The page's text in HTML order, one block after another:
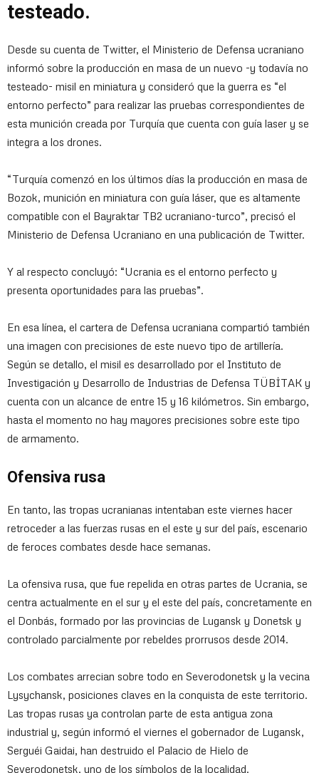
testeado.
Desde su cuenta de Twitter, el Ministerio de Defensa ucraniano
informó sobre la producción en masa de un nuevo -y todavía no
testeado- misil en miniatura y consideró que la guerra es “el
entorno perfecto” para realizar las pruebas correspondientes de
esta munición creada por Turquía que cuenta con guía laser y se
integra a los drones.
“Turquía comenzó en los últimos días la producción en masa de
Bozok, munición en miniatura con guía láser, que es altamente
compatible con el Bayraktar TB2 ucraniano-turco”, precisó el
Ministerio de Defensa Ucraniano en una publicación de Twitter.
Y al respecto concluyó: “Ucrania es el entorno perfecto y
presenta oportunidades para las pruebas”.
En esa línea, el cartera de Defensa ucraniana compartió también
una imagen con precisiones de este nuevo tipo de artillería.
Según se detallo, el misil es desarrollado por el Instituto de
Investigación y Desarrollo de Industrias de Defensa TÜBİTAK y
cuenta con un alcance de entre 15 y 16 kilómetros. Sin embargo,
hasta el momento no hay mayores precisiones sobre este tipo
de armamento.
Ofensiva rusa
En tanto, las tropas ucranianas intentaban este viernes hacer
retroceder a las fuerzas rusas en el este y sur del país, escenario
de feroces combates desde hace semanas.
La ofensiva rusa, que fue repelida en otras partes de Ucrania, se
centra actualmente en el sur y el este del país, concretamente en
el Donbás, formado por las provincias de Lugansk y Donetsk y
controlado parcialmente por rebeldes prorrusos desde 2014.
Los combates arrecian sobre todo en Severodonetsk y la vecina
Lysychansk, posiciones claves en la conquista de este territorio.
Las tropas rusas ya controlan parte de esta antigua zona
industrial y, según informó el viernes el gobernador de Lugansk,
Serguéi Gaidai, han destruido el Palacio de Hielo de
Severodonetsk, uno de los símbolos de la localidad.